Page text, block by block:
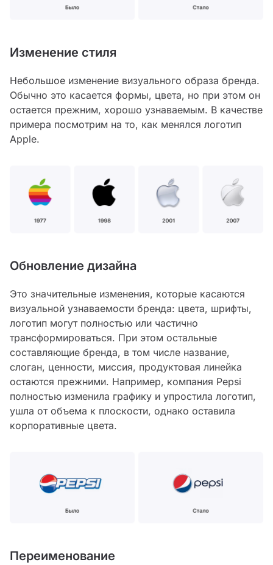
Изменение стиля
Небольшое изменение визуального образа бренда.
Обычно это касается формы, цвета, но при этом он
остается прежним, хорошо узнаваемым. В качестве
примера посмотрим на то, как менялся логотип
Apple.
Обновление дизайна
Это значительные изменения, которые касаются
визуальной узнаваемости бренда: цвета, шрифты,
логотип могут полностью или частично
трансформироваться. При этом остальные
составляющие бренда, в том числе название,
слоган, ценности, миссия, продуктовая линейка
остаются прежними. Например, компания Pepsi
полностью изменила графику и упростила логотип,
ушла от объема к плоскости, однако оставила
корпоративные цвета.
Переименование